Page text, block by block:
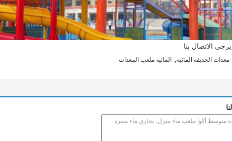
الاتصال بنا
معدات الحديقة المائية المائية ملعب المعدات